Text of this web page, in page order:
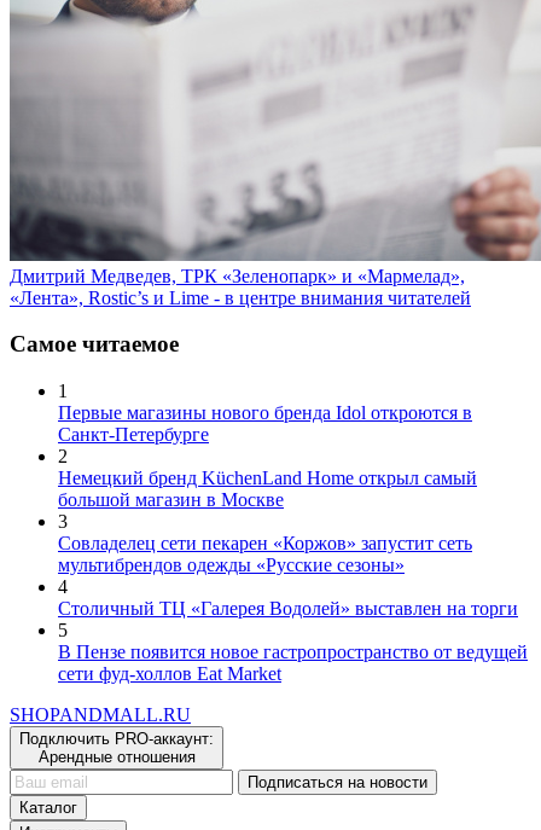
Дмитрий Медведев, ТРК «Зеленопарк» и «Мармелад»,
«Лента», Rostic’s и Lime - в центре внимания читателей
Самое читаемое
Первые магазины нового бренда Idol откроются в
Санкт-Петербурге
2
Немецкий бренд KüchenLand Home открыл самый
большой магазин в Москве
3
Совладелец сети пекарен «Коржов» запустит сеть
мультибрендов одежды «Русские сезоны»
4
Столичный ТЦ «Галерея Водолей» выставлен на торги
5
В Пензе появится новое гастропространство от ведущей
сети фуд-холлов Eat Market
Подключить PRO-аккаунт:
Арендные отношения
Подписаться на новости
Каталог
Инструменты